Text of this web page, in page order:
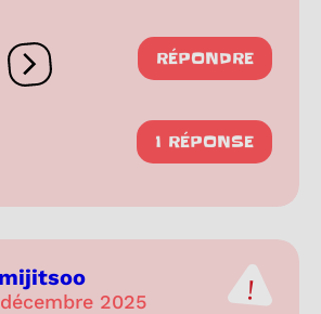
Ouvrir les réactions
RÉPONDRE
1 RÉPONSE
2025